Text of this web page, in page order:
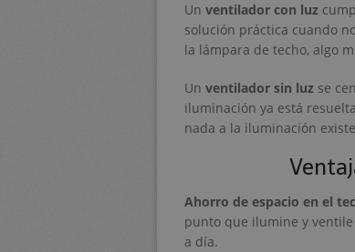
Un ventilador con luz
solución práctica cuando
la lámpara de techo, algo
Un ventilador sin luz se
iluminación ya está
nada a la iluminación
Ahorro de espacio en el
punto que ilumine y
a día.